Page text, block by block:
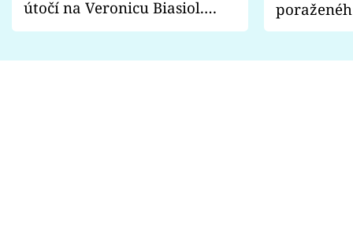
útočí na Veronicu Biasiol.
Proč je podle nich falešná a
fanoušci